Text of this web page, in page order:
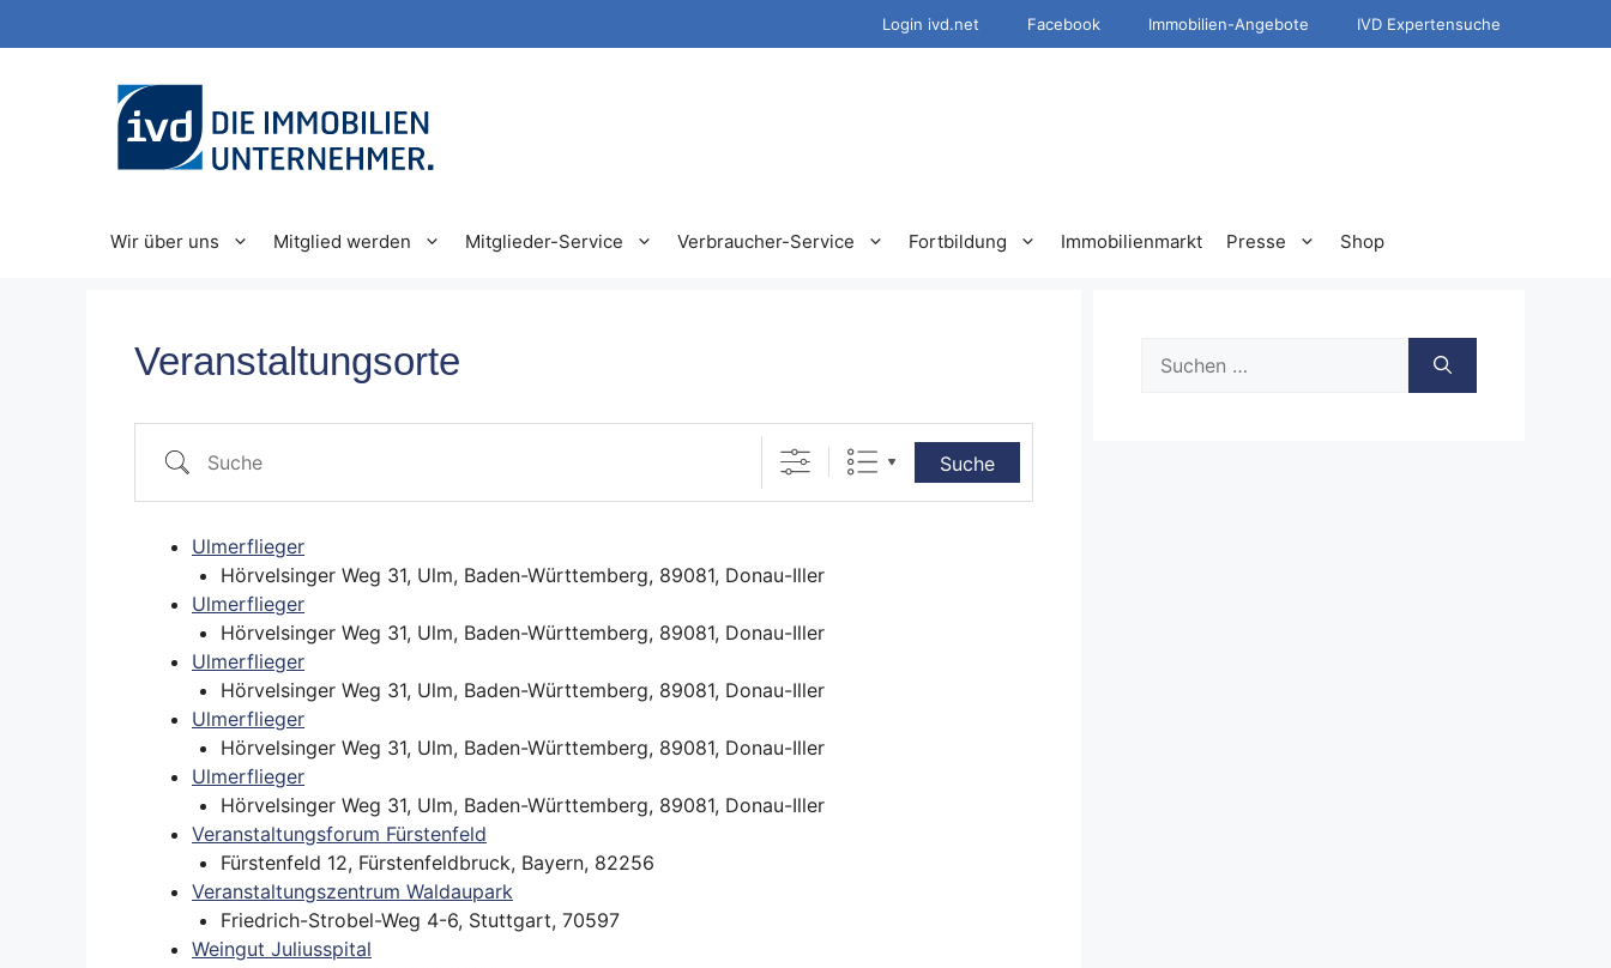
Inhalt
Login ivd.net Facebook Immobilien-Angebote IVD Expertensuche
Wir über uns Mitglied werden Mitglieder-Service Verbraucher-Service Fortbildung Immobilienmarkt Presse Shop
Veranstaltungsorte
Suche
Suche
Land
Ulmerflieger
Hörvelsinger Weg 31, Ulm, Baden-Württemberg, 89081, Donau-Iller
Ulmerflieger
Hörvelsinger Weg 31, Ulm, Baden-Württemberg, 89081, Donau-Iller
Ulmerflieger
Hörvelsinger Weg 31, Ulm, Baden-Württemberg, 89081, Donau-Iller
Ulmerflieger
Hörvelsinger Weg 31, Ulm, Baden-Württemberg, 89081, Donau-Iller
Ulmerflieger
Hörvelsinger Weg 31, Ulm, Baden-Württemberg, 89081, Donau-Iller
Veranstaltungsforum Fürstenfeld
Fürstenfeld 12, Fürstenfeldbruck, Bayern, 82256
Veranstaltungszentrum Waldaupark
Friedrich-Strobel-Weg 4-6, Stuttgart, 70597
Weingut Juliusspital
nach: